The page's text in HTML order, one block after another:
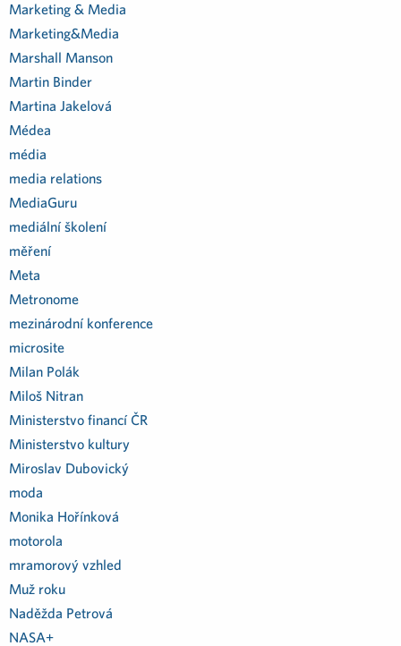
Marketing & Media
Marketing&Media
Marshall Manson
Martin Binder
Martina Jakelová
Médea
média
media relations
MediaGuru
mediální školení
měření
Meta
Metronome
mezinárodní konference
microsite
Milan Polák
Miloš Nitran
Ministerstvo financí ČR
Ministerstvo kultury
Miroslav Dubovický
moda
Monika Hořínková
motorola
mramorový vzhled
Muž roku
Naděžda Petrová
NASA+